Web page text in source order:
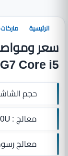
الرئيسية
G7 Core i5
حجم
معالج :.
معالج